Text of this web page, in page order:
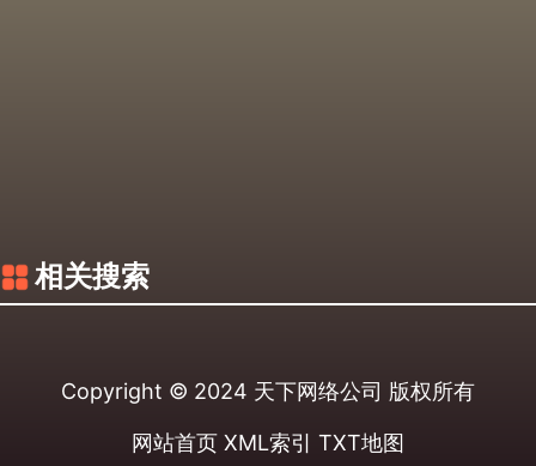
相关搜索
Copyright © 2024 天下网络公司 版权所有
网站首页 XML索引 TXT地图